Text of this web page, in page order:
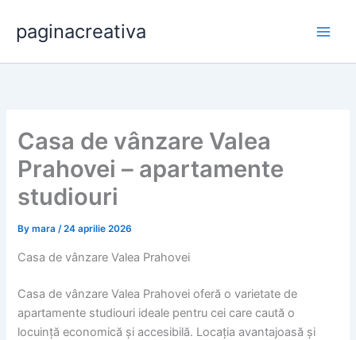
content
paginacreativa
Casa de vânzare Valea
Prahovei – apartamente
studiouri
Bymara/24 aprilie 2026
Casa de vânzare Valea Prahovei
Casa de vânzare Valea Prahovei oferă o varietate de
apartamente studiouri ideale pentru cei care caută o
locuință economică și accesibilă. Locația avantajoasă și